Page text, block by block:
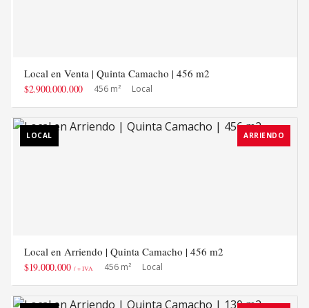
Local en Venta | Quinta Camacho | 456 m2
$2.900.000.000 456 m² Local
LOCAL ARRIENDO
Local en Arriendo | Quinta Camacho | 456 m2
$19.000.000 / + IVA 456 m² Local